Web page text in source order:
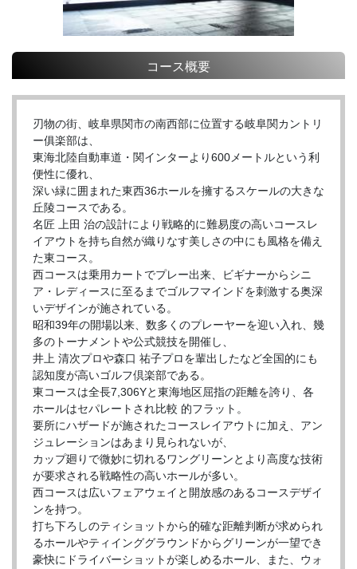
コース概要
刃物の街、岐阜県関市の南西部に位置する岐阜関カントリ
ー俱楽部は、
東海北陸自動車道・関インターより600メートルという利
便性に優れ、
深い緑に囲まれた東西36ホールを擁するスケールの大きな
丘陵コースである。
名匠 上田 治の設計により戦略的に難易度の高いコースレ
イアウトを持ち自然が織りなす美しさの中にも風格を備え
た東コース。
西コースは乗用カートでプレー出来、ビギナーからシニ
ア・レディースに至るまでゴルフマインドを刺激する奥深
いデザインが施されている。
昭和39年の開場以来、数多くのプレーヤーを迎い入れ、幾
多のトーナメントや公式競技を開催し、
井上 清次プロや森口 祐子プロを輩出したなど全国的にも
認知度が高いゴルフ倶楽部である。
東コースは全長7,306Yと東海地区屈指の距離を誇り、各
ホールはセパレートされ比較 的フラット。
要所にハザードが施されたコースレイアウトに加え、アン
ジュレーションはあまり見られないが、
カップ廻りで微妙に切れるワングリーンとより高度な技術
が要求される戦略性の高いホールが多い。
西コースは広いフェアウェイと開放感のあるコースデザイ
ンを持つ。
打ち下ろしのティショットから的確な距離判断が求められ
るホールやティインググラウンドからグリーンが一望でき
豪快にドライバーショットが楽しめるホール、また、ウォ